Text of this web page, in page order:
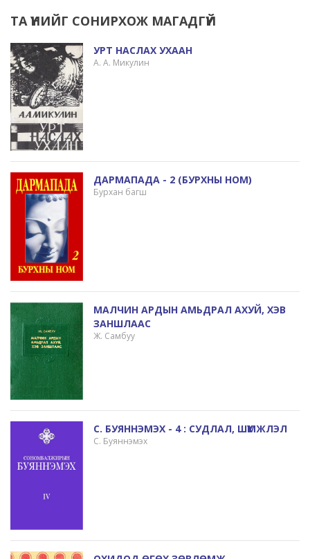
ТА ҮҮНИЙГ СОНИРХОЖ МАГАДГҮЙ
УРТ НАСЛАХ УХААН
А. А. Микулин
ДАРМАПАДА - 2 (БУРХНЫ HOM)
Бурхан багш
МАЛЧИН АРДЫН АМЬДРАЛ АХУЙ, ХЭВ
ЗАНШЛААС
Ж. Самбуу
С. БУЯННЭМЭХ - 4 : СУДЛАЛ, ШҮҮМЖЛЭЛ
С. Буяннэмэх